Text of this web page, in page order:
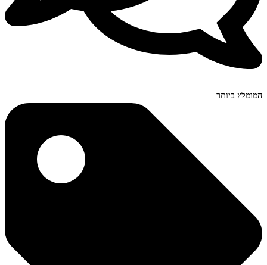
המומלץ ביותר